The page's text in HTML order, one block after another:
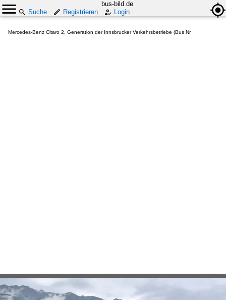
bus-bild.de
Suche
Registrieren Login
Mercedes-Benz Citaro 2. Generation der Innsbrucker Verkehrsbetriebe (Bus Nr